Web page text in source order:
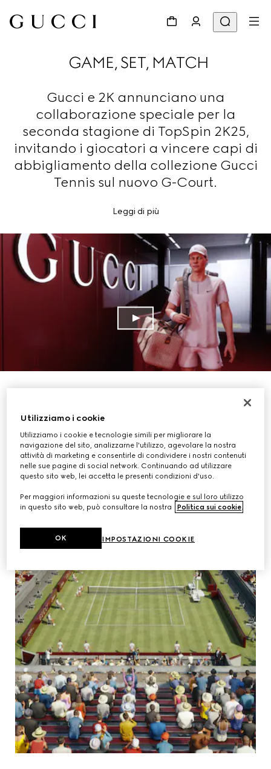
GAME, SET, MATCH
Gucci e 2K annunciano una
collaborazione speciale per la
seconda stagione di TopSpin 2K25,
invitando i giocatori a vincere capi di
abbigliamento della collezione Gucci
Tennis sul nuovo G-Court.
Leggi di più
Utilizziamo i cookie
Utilizziamo i cookie e tecnologie simili per migliorare la
navigazione del sito, analizzarne l'utilizzo, agevolare la nostra
attività di marketing e consentirle di condividere i nostri contenuti
nelle sue pagine di social network. Continuando ad utilizzare
questo sito web, lei accetta le presenti condizioni d'uso.
Per maggiori informazioni su queste tecnologie e sul loro utilizzo
in questo sito web, può consultare la nostra
Politica sui cookie.
IMPOSTAZIONI COOKIE
OK